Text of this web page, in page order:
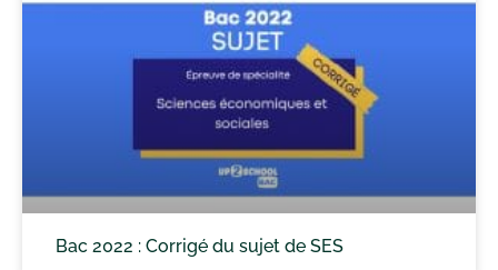
Bac 2022 : Corrigé du sujet de SES